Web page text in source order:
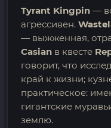
Tyrant Kingpin —
агрессивен.
— выжженная,
Casian в квесте
говорит, что
край к жизни;
практическое:
гигантские
землю.